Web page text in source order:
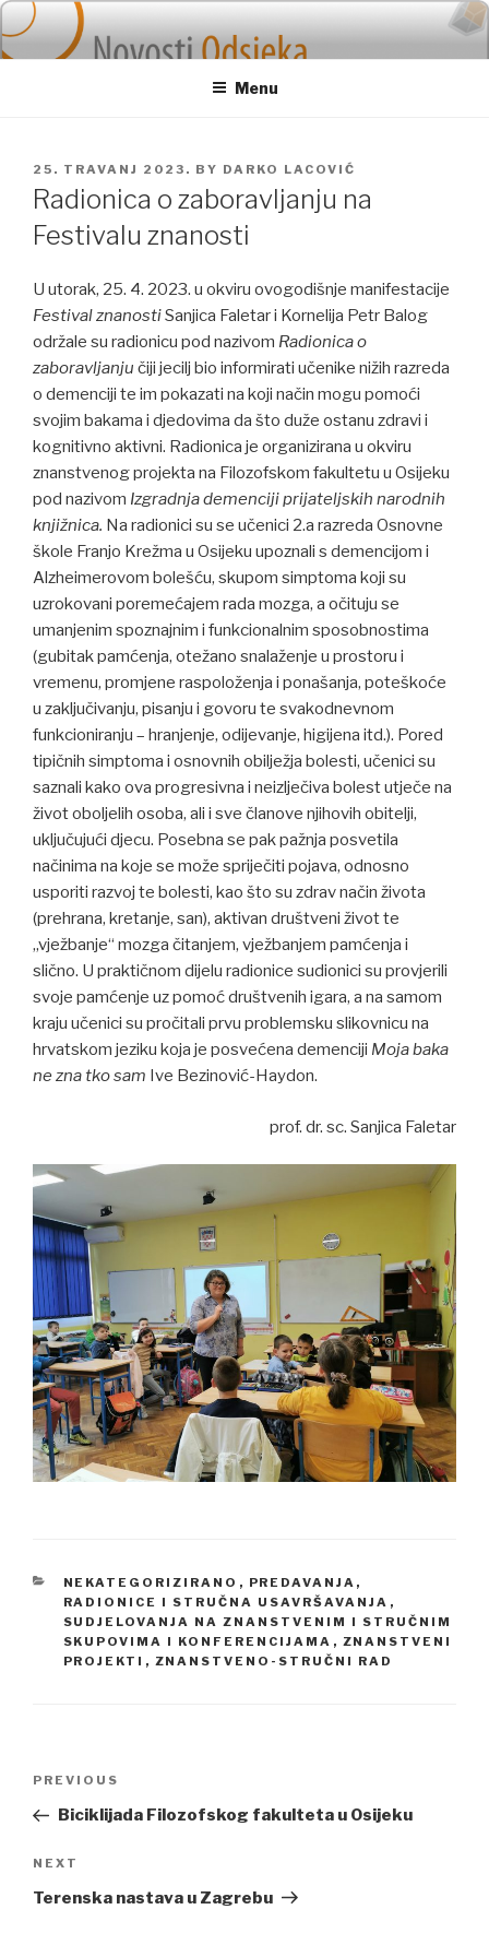
Skip
to
content
Menu
POSTED
ON
25. TRAVANJ 2023. BY DARKO LACOVIĆ
Radionica o zaboravljanju na
Festivalu znanosti
U utorak, 25. 4. 2023. u okviru ovogodišnje manifestacije
Festival znanostiSanjica Faletar i Kornelija Petr Balog
održale su radionicu pod nazivom Radionica o
zaboravljanju čiji jecilj bio informirati učenike nižih razreda
o demenciji te im pokazati na koji način mogu pomoći
svojim bakama i djedovima da što duže ostanu zdravi i
kognitivno aktivni. Radionica je organizirana u okviru
znanstvenog projekta na Filozofskom fakultetu u Osijeku
pod nazivom Izgradnja demenciji prijateljskih narodnih
knjižnica. Na radionici su se učenici 2.a razreda Osnovne
škole Franjo Krežma u Osijeku upoznali s demencijom i
Alzheimerovom bolešću, skupom simptoma koji su
uzrokovani poremećajem rada mozga, a očituju se
umanjenim spoznajnim i funkcionalnim sposobnostima
(gubitak pamćenja, otežano snalaženje u prostoru i
vremenu, promjene raspoloženja i ponašanja, poteškoće
u zaključivanju, pisanju i govoru te svakodnevnom
funkcioniranju – hranjenje, odijevanje, higijena itd.). Pored
tipičnih simptoma i osnovnih obilježja bolesti, učenici su
saznali kako ova progresivna i neizlječiva bolest utječe na
život oboljelih osoba, ali i sve članove njihovih obitelji,
uključujući djecu. Posebna se pak pažnja posvetila
načinima na koje se može spriječiti pojava, odnosno
usporiti razvoj te bolesti, kao što su zdrav način života
(prehrana, kretanje, san), aktivan društveni život te
,,vježbanje“ mozga čitanjem, vježbanjem pamćenja i
slično. U praktičnom dijelu radionice sudionici su provjerili
svoje pamćenje uz pomoć društvenih igara, a na samom
kraju učenici su pročitali prvu problemsku slikovnicu na
hrvatskom jeziku koja je posvećena demenciji Moja baka
ne zna tko sam Ive Bezinović-Haydon.
prof. dr. sc. Sanjica Faletar
CATEGORIES
NEKATEGORIZIRANO , PREDAVANJA,
RADIONICE I STRUČNA USAVRŠAVANJA ,
SUDJELOVANJA NA ZNANSTVENIM I STRUČNIM
SKUPOVIMA I KONFERENCIJAMA , ZNANSTVENI
PROJEKTI , ZNANSTVENO-STRUČNI RAD
Post
Previous
Post
PREVIOUS
Biciklijada Filozofskog fakulteta u Osijeku
Next
Post
NEXT
Terenska nastava u Zagrebu